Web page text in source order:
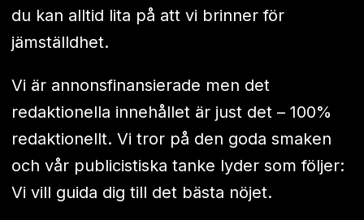
du kan alltid lita på att vi brinner för
jämställdhet.
Vi är annonsfinansierade men det
redaktionella innehållet är just det – 100%
redaktionellt. Vi tror på den goda smaken
och vår publicistiska tanke lyder som följer:
Vi vill guida dig till det bästa nöjet.